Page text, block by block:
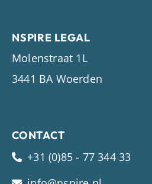
NSPIRE LEGAL
Molenstraat 1L
3441 BA Woerden
CONTACT
+31 (0)85 - 77 344 33